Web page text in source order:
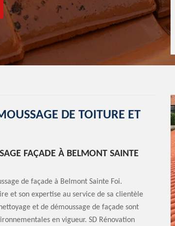
DE TOITURE ET
FAÇADE À BELMONT SAINTE
de façade à Belmont Sainte Foi.
et son expertise au service de sa clientèle
et de démoussage de façade sont
en vigueur. SD Rénovation